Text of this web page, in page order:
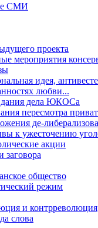
СМИ
проекта
мероприятия
идея,
любви...
дела ЮКОСа
пересмотра
де-
к ужесточению
акции
заговора
общество
режим
и контрреволюция
слова